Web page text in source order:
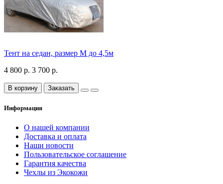
Тент на седан, размер М до 4,5м
4 800 р. 3 700 р.
В корзину Заказать
Информация
О нашей компании
Доставка и оплата
Наши новости
Пользовательское соглашение
Гарантия качества
Чехлы из Экокожи